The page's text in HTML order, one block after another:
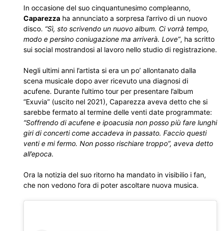
In occasione del suo cinquantunesimo compleanno,
Caparezza ha annunciato a sorpresa l’arrivo di un nuovo
disco. “Sì, sto scrivendo un nuovo album. Ci vorrà tempo,
modo e persino coniugazione ma arriverà. Love”, ha scritto
sui social mostrandosi al lavoro nello studio di registrazione.
Negli ultimi anni l’artista si era un po’ allontanato dalla
scena musicale dopo aver ricevuto una diagnosi di
acufene. Durante l’ultimo tour per presentare l’album
“Exuvia” (uscito nel 2021), Caparezza aveva detto che si
sarebbe fermato al termine delle venti date programmate:
“Soffrendo di acufene e ipoacusia non posso più fare lunghi
giri di concerti come accadeva in passato. Faccio questi
venti e mi fermo. Non posso rischiare troppo”, aveva detto
all’epoca.
Ora la notizia del suo ritorno ha mandato in visibilio i fan,
che non vedono l’ora di poter ascoltare nuova musica.